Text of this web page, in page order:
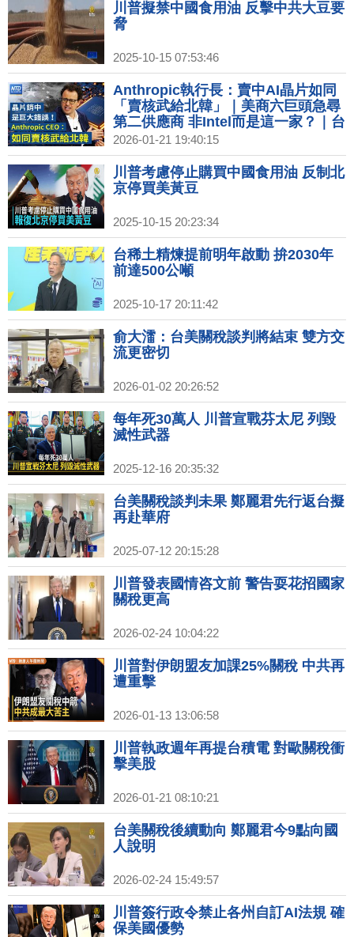
川普擬禁中國食用油 反擊中共大豆要
脅
2025-10-15 07:53:46
Anthropic執行長：賣中AI晶片如同
「賣核武給北韓」｜美商六巨頭急尋
第二供應商 非Intel而是這一家？｜台
灣搶先拿下晶片優惠 李在明：不能比
台灣差｜Netflix營收和獲利雙雙成長
訂閱用戶突破3.25億
2026-01-21 19:40:15
川普考慮停止購買中國食用油 反制北
京停買美黃豆
2025-10-15 20:23:34
台稀土精煉提前明年啟動 拚2030年
前達500公噸
2025-10-17 20:11:42
俞大㵢：台美關稅談判將結束 雙方交
流更密切
2026-01-02 20:26:52
每年死30萬人 川普宣戰芬太尼 列毀
滅性武器
2025-12-16 20:35:32
台美關稅談判未果 鄭麗君先行返台擬
再赴華府
2025-07-12 20:15:28
川普發表國情咨文前 警告耍花招國家
關稅更高
2026-02-24 10:04:22
川普對伊朗盟友加課25%關稅 中共再
遭重擊
2026-01-13 13:06:58
川普執政週年再提台積電 對歐關稅衝
擊美股
2026-01-21 08:10:21
台美關稅後續動向 鄭麗君今9點向國
人說明
2026-02-24 15:49:57
川普簽行政令禁止各州自訂AI法規 確
保美國優勢